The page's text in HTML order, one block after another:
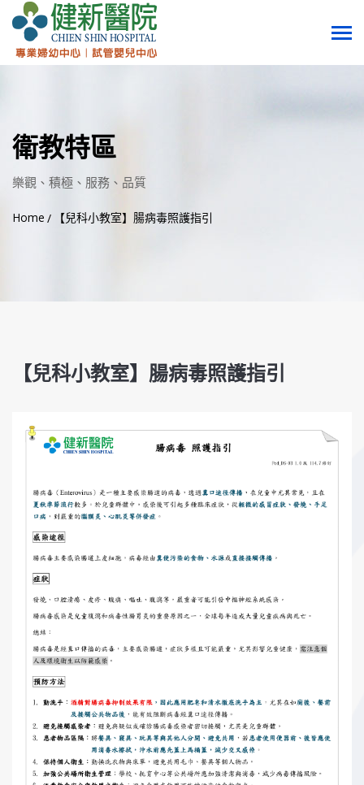
衛教特區
樂觀、積極、服務、品質
Home 【兒科小教室】腸病毒照護指引
【兒科小教室】腸病毒照護指引